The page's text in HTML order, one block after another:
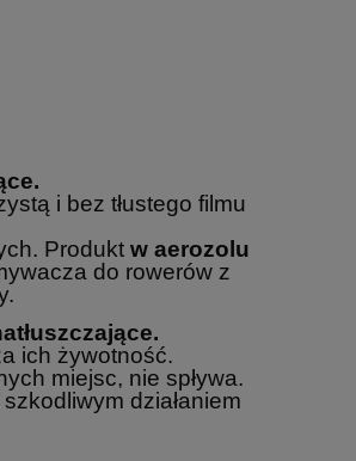
i bez tłustego filmu
Produkt w aerozolu
do rowerów z
ich żywotność.
miejsc, nie spływa.
działaniem